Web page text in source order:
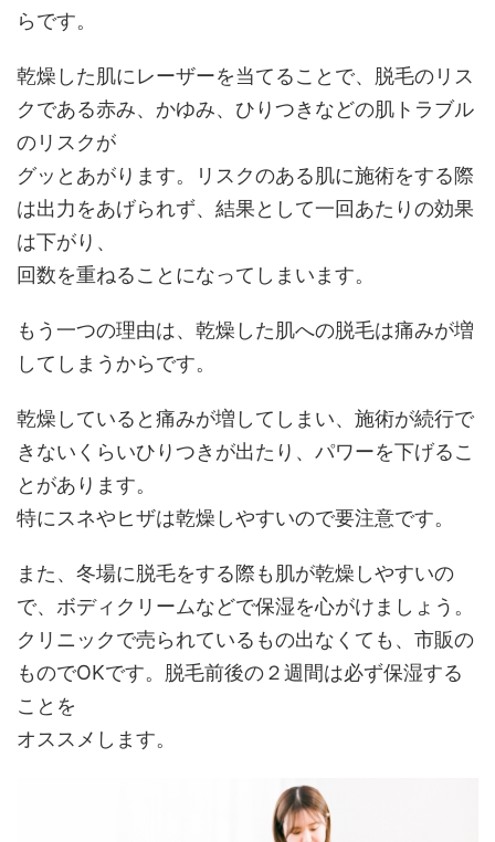
らです。
乾燥した肌にレーザーを当てることで、脱毛のリス
クである赤み、かゆみ、ひりつきなどの肌トラブル
のリスクが
グッとあがります。リスクのある肌に施術をする際
は出力をあげられず、結果として一回あたりの効果
は下がり、
回数を重ねることになってしまいます。
もう一つの理由は、乾燥した肌への脱毛は痛みが増
してしまうからです。
乾燥していると痛みが増してしまい、施術が続行で
きないくらいひりつきが出たり、パワーを下げるこ
とがあります。
特にスネやヒザは乾燥しやすいので要注意です。
また、冬場に脱毛をする際も肌が乾燥しやすいの
で、ボディクリームなどで保湿を心がけましょう。
クリニックで売られているもの出なくても、市販の
ものでOKです。脱毛前後の２週間は必ず保湿する
ことを
オススメします。